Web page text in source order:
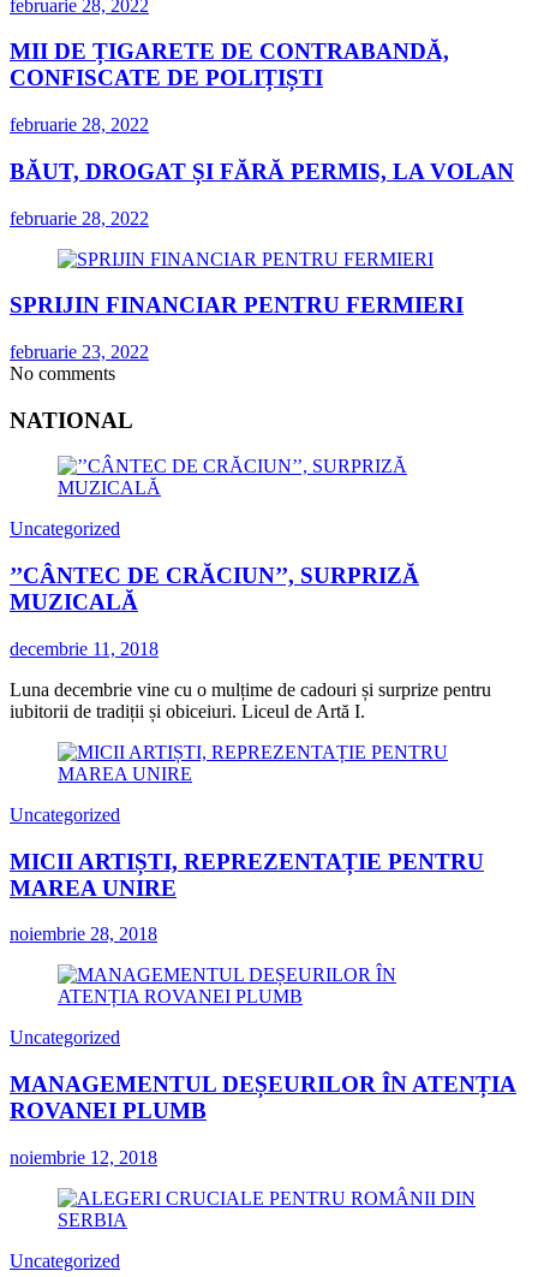
februarie 28, 2022
MII DE ȚIGARETE DE CONTRABANDĂ,
CONFISCATE DE POLIȚIȘTI
februarie 28, 2022
BĂUT, DROGAT ȘI FĂRĂ PERMIS, LA VOLAN
februarie 28, 2022
SPRIJIN FINANCIAR PENTRU FERMIERI
februarie 23, 2022
No comments
NATIONAL
Uncategorized
’’CÂNTEC DE CRĂCIUN’’, SURPRIZĂ
MUZICALĂ
decembrie 11, 2018
Luna decembrie vine cu o mulțime de cadouri și surprize pentru
iubitorii de tradiții și obiceiuri. Liceul de Artă I.
Uncategorized
MICII ARTIȘTI, REPREZENTAȚIE PENTRU
MAREA UNIRE
noiembrie 28, 2018
Uncategorized
MANAGEMENTUL DEȘEURILOR ÎN ATENȚIA
ROVANEI PLUMB
noiembrie 12, 2018
Uncategorized